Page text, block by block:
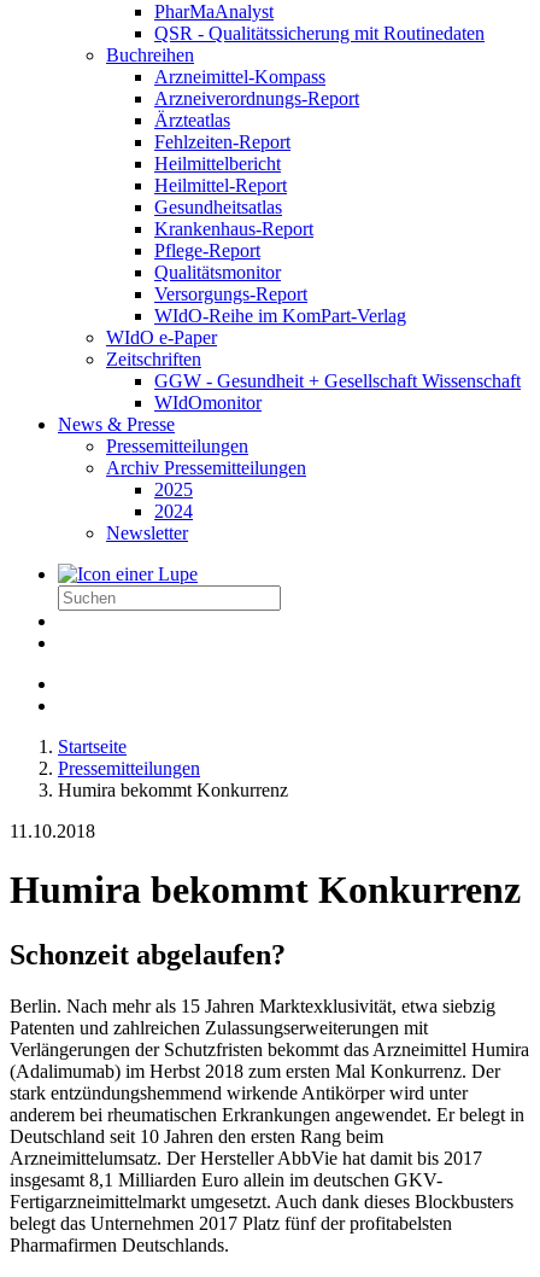
PharMaAnalyst
QSR - Qualitätssicherung mit Routinedaten
Buchreihen
Arzneimittel-Kompass
Arzneiverordnungs-Report
Ärzteatlas
Fehlzeiten-Report
Heilmittelbericht
Heilmittel-Report
Gesundheitsatlas
Krankenhaus-Report
Pflege-Report
Qualitätsmonitor
Versorgungs-Report
WIdO-Reihe im KomPart-Verlag
WIdO e-Paper
Zeitschriften
GGW - Gesundheit + Gesellschaft Wissenschaft
WIdOmonitor
News & Presse
Pressemitteilungen
Archiv Pressemitteilungen
2025
2024
Newsletter
Startseite
Pressemitteilungen
Humira bekommt Konkurrenz
11.10.2018
Humira bekommt Konkurrenz
Schonzeit abgelaufen?
Berlin. Nach mehr als 15 Jahren Marktexklusivität, etwa siebzig
Patenten und zahlreichen Zulassungserweiterungen mit
Verlängerungen der Schutzfristen bekommt das Arzneimittel Humira
(Adalimumab) im Herbst 2018 zum ersten Mal Konkurrenz. Der
stark entzündungshemmend wirkende Antikörper wird unter
anderem bei rheumatischen Erkrankungen angewendet. Er belegt in
Deutschland seit 10 Jahren den ersten Rang beim
Arzneimittelumsatz. Der Hersteller AbbVie hat damit bis 2017
insgesamt 8,1 Milliarden Euro allein im deutschen GKV-
Fertigarzneimittelmarkt umgesetzt. Auch dank dieses Blockbusters
belegt das Unternehmen 2017 Platz fünf der profitabelsten
Pharmafirmen Deutschlands.